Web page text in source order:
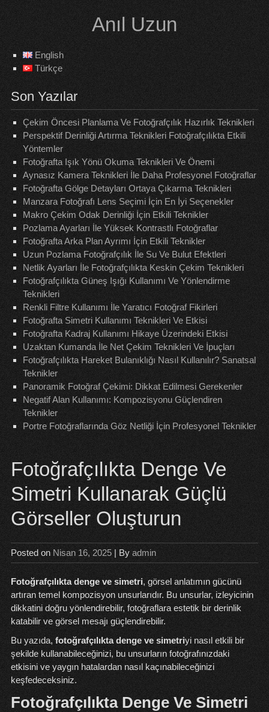
content
Anıl Uzun
English
Türkçe
Son Yazılar
Çekim Öncesi Planlama Ve Fotoğrafçılık Hazırlık Teknikleri
Perspektif Derinliği Artırma Teknikleri Fotoğrafçılıkta Etkili
Yöntemler
Fotoğrafta Işık Yönü Okuma Teknikleri Ve Önemi
Aynasız Kamera Teknikleri İle Daha Profesyonel Fotoğraflar
Fotoğrafta Gölge Detayları Ortaya Çıkarma Teknikleri
Manzara Fotoğrafı Lens Seçimi İçin En İyi Seçenekler
Makro Çekim Odak Derinliği İçin Etkili Teknikler
Pozlama Ayarları İle Yüksek Kontrastlı Fotoğraflar
Fotoğrafta Arka Plan Ayrımı İçin Etkili Teknikler
Uzun Pozlama Fotoğrafçılık İle Su Ve Bulut Efektleri
Netlik Ayarları İle Fotoğrafçılıkta Keskin Çekim Teknikleri
Fotoğrafçılıkta Güneş Işığı Kullanımı Ve Yönlendirme
Teknikleri
Renkli Filtre Kullanımı İle Yaratıcı Fotoğraf Fikirleri
Fotoğrafta Simetri Kullanımı Teknikleri Ve Etkisi
Fotoğrafta Kadraj Kullanımı Hikaye Üzerindeki Etkisi
Uzaktan Kumanda İle Net Çekim Teknikleri Ve İpuçları
Fotoğrafçılıkta Hareket Bulanıklığı Nasıl Kullanılır? Sanatsal
Teknikler
Panoramik Fotoğraf Çekimi: Dikkat Edilmesi Gerekenler
Negatif Alan Kullanımı: Kompozisyonu Güçlendiren
Teknikler
Portre Fotoğraflarında Göz Netliği İçin Profesyonel Teknikler
Fotoğrafçılıkta Denge Ve
Simetri Kullanarak Güçlü
Görseller Oluşturun
Posted on Nisan 16, 2025| By admin
Fotoğrafçılıkta denge ve simetri, görsel anlatımın gücünü
artıran temel kompozisyon unsurlarıdır. Bu unsurlar, izleyicinin
dikkatini doğru yönlendirebilir, fotoğraflara estetik bir derinlik
katabilir ve görsel mesajı güçlendirebilir.
Bu yazıda, fotoğrafçılıkta denge ve simetriyi nasıl etkili bir
şekilde kullanabileceğinizi, bu unsurların fotoğrafınızdaki
etkisini ve yaygın hatalardan nasıl kaçınabileceğinizi
keşfedeceksiniz.
Fotoğrafçılıkta Denge Ve Simetri